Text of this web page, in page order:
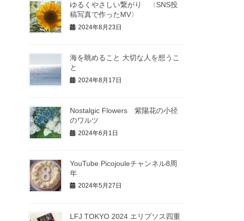
ゆるくやさしい繋がり 〈SNS投
稿写真で作ったMV〉
2024年8月23日
海を眺めること 大切な人を想うこ
と
2024年8月17日
Nostalgic Flowers 紫陽花の小径
のワルツ
2024年6月1日
YouTube Picojouleチャンネル8周
年
2024年5月27日
LFJ TOKYO 2024 エリプソス四重